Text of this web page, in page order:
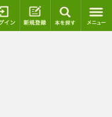
ログイン 新規登録